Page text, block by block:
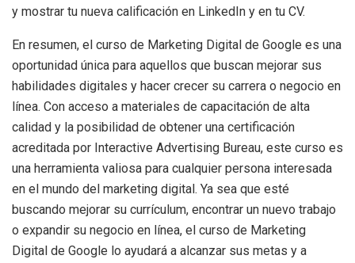
y mostrar tu nueva calificación en LinkedIn y en tu CV.
En resumen, el curso de Marketing Digital de Google es una
oportunidad única para aquellos que buscan mejorar sus
habilidades digitales y hacer crecer su carrera o negocio en
línea. Con acceso a materiales de capacitación de alta
calidad y la posibilidad de obtener una certificación
acreditada por Interactive Advertising Bureau, este curso es
una herramienta valiosa para cualquier persona interesada
en el mundo del marketing digital. Ya sea que esté
buscando mejorar su currículum, encontrar un nuevo trabajo
o expandir su negocio en línea, el curso de Marketing
Digital de Google lo ayudará a alcanzar sus metas y a